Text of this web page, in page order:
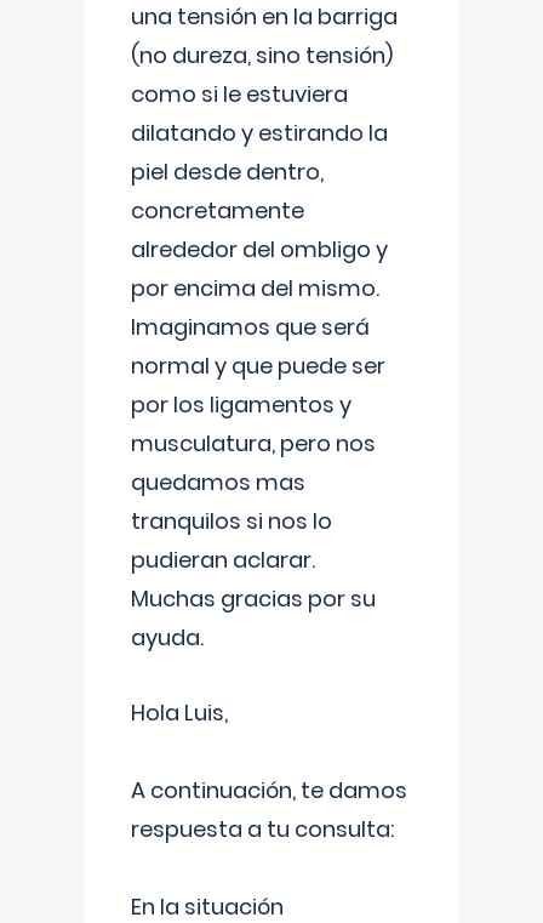
una tensión en la barriga
(no dureza, sino tensión)
como si le estuviera
dilatando y estirando la
piel desde dentro,
concretamente
alrededor del ombligo y
por encima del mismo.
Imaginamos que será
normal y que puede ser
por los ligamentos y
musculatura, pero nos
quedamos mas
tranquilos si nos lo
pudieran aclarar.
Muchas gracias por su
ayuda.
Hola Luis,
A continuación, te damos
respuesta a tu consulta:
En la situación